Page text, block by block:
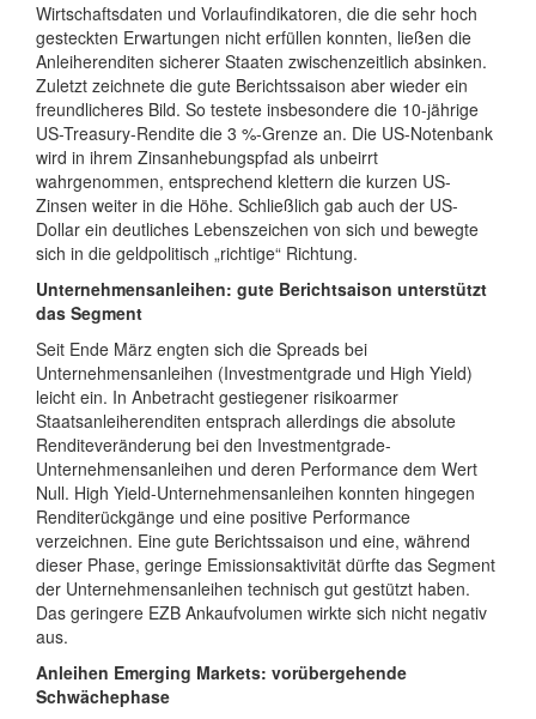
Wirtschaftsdaten und Vorlaufindikatoren, die die sehr hoch
gesteckten Erwartungen nicht erfüllen konnten, ließen die
Anleiherenditen sicherer Staaten zwischenzeitlich absinken.
Zuletzt zeichnete die gute Berichtssaison aber wieder ein
freundlicheres Bild. So testete insbesondere die 10-jährige
US-Treasury-Rendite die 3 %-Grenze an. Die US-Notenbank
wird in ihrem Zinsanhebungspfad als unbeirrt
wahrgenommen, entsprechend klettern die kurzen US-
Zinsen weiter in die Höhe. Schließlich gab auch der US-
Dollar ein deutliches Lebenszeichen von sich und bewegte
sich in die geldpolitisch „richtige“ Richtung.
Unternehmensanleihen: gute Berichtsaison unterstützt
das Segment
Seit Ende März engten sich die Spreads bei
Unternehmensanleihen (Investmentgrade und High Yield)
leicht ein. In Anbetracht gestiegener risikoarmer
Staatsanleiherenditen entsprach allerdings die absolute
Renditeveränderung bei den Investmentgrade-
Unternehmensanleihen und deren Performance dem Wert
Null. High Yield-Unternehmensanleihen konnten hingegen
Renditerückgänge und eine positive Performance
verzeichnen. Eine gute Berichtssaison und eine, während
dieser Phase, geringe Emissionsaktivität dürfte das Segment
der Unternehmensanleihen technisch gut gestützt haben.
Das geringere EZB Ankaufvolumen wirkte sich nicht negativ
aus.
Anleihen Emerging Markets: vorübergehende
Schwächephase